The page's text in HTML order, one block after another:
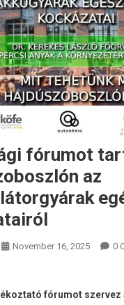
fórumot
az
November 16, 2025 0
fórumot szervez